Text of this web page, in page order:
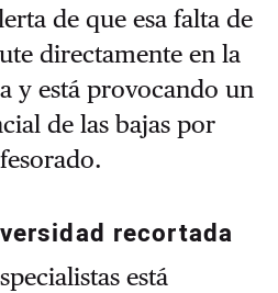
de que esa falta de
directamente en la
y está provocando un
de las bajas por
recortada
está